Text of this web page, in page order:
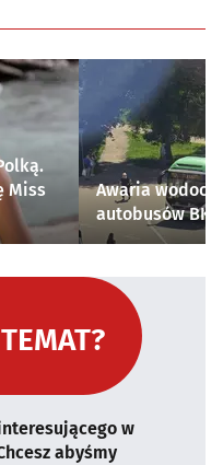
Miss
Awaria
autobusów
w
abyśmy